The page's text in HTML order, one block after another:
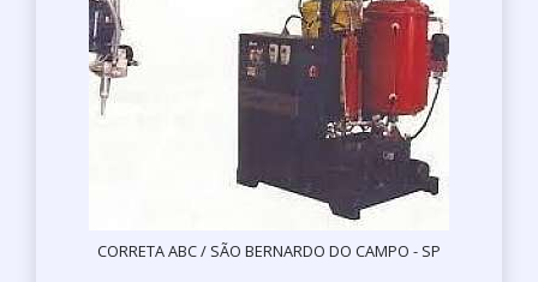
CORRETA ABC / SÃO BERNARDO DO CAMPO - SP